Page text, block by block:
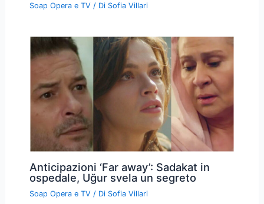
Soap Opera e TV / Di Sofia Villari
Anticipazioni ‘Far away’: Sadakat in
ospedale, Uğur svela un segreto
Soap Opera e TV / Di Sofia Villari